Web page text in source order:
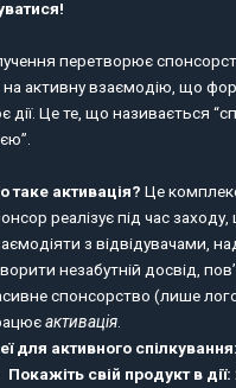
перетворює
активну взаємодію, що
дії. Це те, що називається
таке активація? Це комплекс
реалізує під час
з відвідувачами,
незабутній досвід,
спонсорство (лише
активація
для активного спілкування:
Покажіть свій продукт в дії: